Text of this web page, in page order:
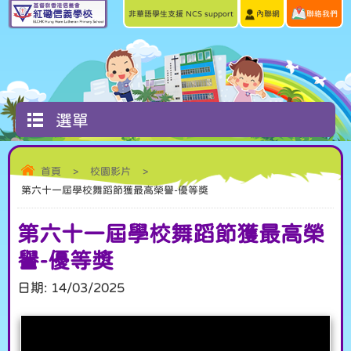
非華語學生支援 NCS support 內聯網 聯絡我們
選單
首頁 > 校園影片
>
第六十一屆學校舞蹈節獲最高榮譽-優等獎
第六十一屆學校舞蹈節獲最高榮
譽-優等獎
日期: 14/03/2025